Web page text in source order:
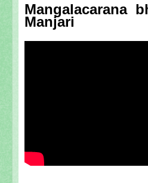
Mangalacarana
Manjari